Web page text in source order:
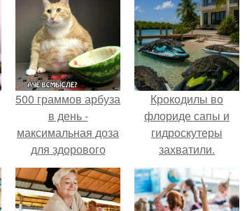
500 граммов арбуза
в день -
максимальная доза
для здорового
взрослого,
предупредили
врачи.
Крокодилы во
флориде сапы и
гидроскутеры
захватили.